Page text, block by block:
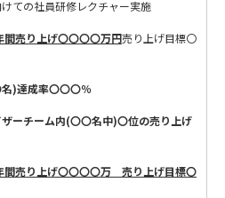
ての社員研修レクチャー実施
間売り上げ〇〇〇〇万円売り上げ目標〇
名)達成率〇〇〇％
ーチーム内(〇〇名中)〇位の売り上げ
間売り上げ〇〇〇〇万 売り上げ目標〇